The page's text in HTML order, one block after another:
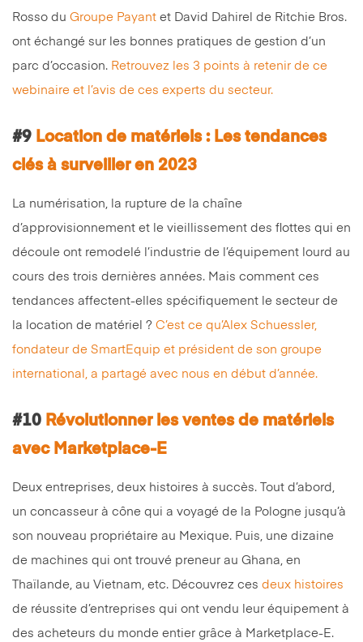
Rosso du Groupe Payant et David Dahirel de Ritchie Bros.
ont échangé sur les bonnes pratiques de gestion d’un
parc d’occasion. Retrouvez les 3 points à retenir de ce
webinaire et l’avis de ces experts du secteur.
#9 Location de matériels : Les tendances
clés à surveiller en 2023
La numérisation, la rupture de la chaîne
d’approvisionnement et le vieillissement des flottes qui en
découle ont remodelé l’industrie de l’équipement lourd au
cours des trois dernières années. Mais comment ces
tendances affectent-elles spécifiquement le secteur de
la location de matériel ? C’est ce qu’Alex Schuessler,
fondateur de SmartEquip et président de son groupe
international, a partagé avec nous en début d’année.
#10 Révolutionner les ventes de matériels
avec Marketplace-E
Deux entreprises, deux histoires à succès. Tout d’abord,
un concasseur à cône qui a voyagé de la Pologne jusqu’à
son nouveau propriétaire au Mexique. Puis, une dizaine
de machines qui ont trouvé preneur au Ghana, en
Thaïlande, au Vietnam, etc. Découvrez ces deux histoires
de réussite d’entreprises qui ont vendu leur équipement à
des acheteurs du monde entier grâce à Marketplace-E.